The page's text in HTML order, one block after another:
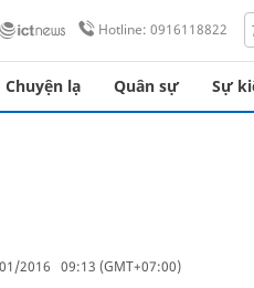
Hotline: 0916118822
Chuyện lạ Quân sự Sự
2016 09:13 (GMT+07:00)